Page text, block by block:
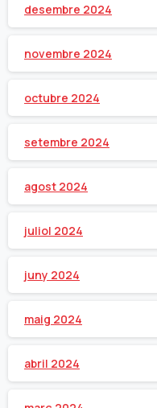
desembre 2024
novembre 2024
octubre 2024
setembre 2024
agost 2024
juliol 2024
juny 2024
maig 2024
abril 2024